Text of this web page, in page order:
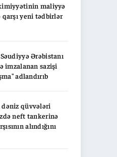
maliyyə
yeni tədbirlər
Ərəbistanı
imzalanan sazişi
adlandırıb
dəniz qüvvələri
neft tankerinə
alındığını